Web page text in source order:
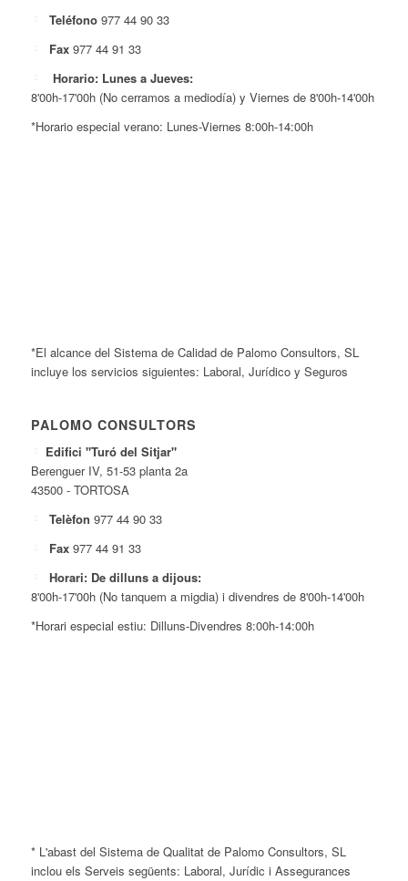
Teléfono 977 44 90 33
Fax 977 44 91 33
Horario: Lunes a Jueves:
8'00h-17'00h (No cerramos a mediodía) y Viernes de 8'00h-14'00h
*Horario especial verano: Lunes-Viernes 8:00h-14:00h
*El alcance del Sistema de Calidad de Palomo Consultors, SL
incluye los servicios siguientes: Laboral, Jurídico y Seguros
PALOMO CONSULTORS
Edifici "Turó del Sitjar"
Berenguer IV, 51-53 planta 2a
43500 - TORTOSA
Telèfon 977 44 90 33
Fax 977 44 91 33
Horari: De dilluns a dijous:
8'00h-17'00h (No tanquem a migdia) i divendres de 8'00h-14'00h
*Horari especial estiu: Dilluns-Divendres 8:00h-14:00h
* L'abast del Sistema de Qualitat de Palomo Consultors, SL
inclou els Serveis següents: Laboral, Jurídic i Assegurances